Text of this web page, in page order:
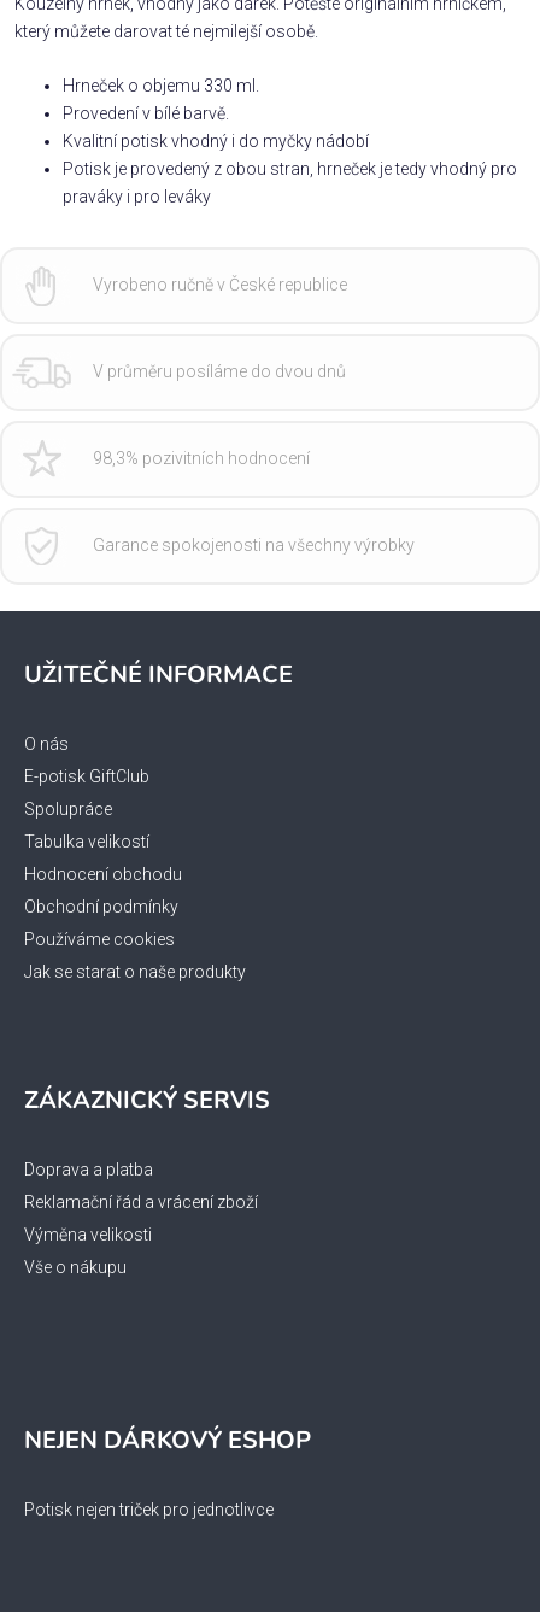
který můžete darovat té nejmilejší osobě.
Hrneček o objemu 330 ml.
Provedení v bílé barvě.
Kvalitní potisk vhodný i do myčky nádobí
Potisk je provedený z obou stran, hrneček je tedy vhodný pro
praváky i pro leváky
Vyrobeno ručně v České republice
V průměru posíláme do dvou dnů
98,3% pozivitních hodnocení
Garance spokojenosti na všechny výrobky
UŽITEČNÉ INFORMACE
O nás
E-potisk GiftClub
Spolupráce
Tabulka velikostí
Hodnocení obchodu
Obchodní podmínky
Používáme cookies
Jak se starat o naše produkty
ZÁKAZNICKÝ SERVIS
Doprava a platba
Reklamační řád a vrácení zboží
Výměna velikosti
Vše o nákupu
NEJEN DÁRKOVÝ ESHOP
Potisk nejen triček pro jednotlivce